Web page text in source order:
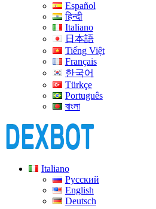
Español
हिन्दी
Italiano
日本語
Tiếng Việt
Français
한국어
Türkçe
Português
বাংলা
Italiano
Русский
English
Deutsch